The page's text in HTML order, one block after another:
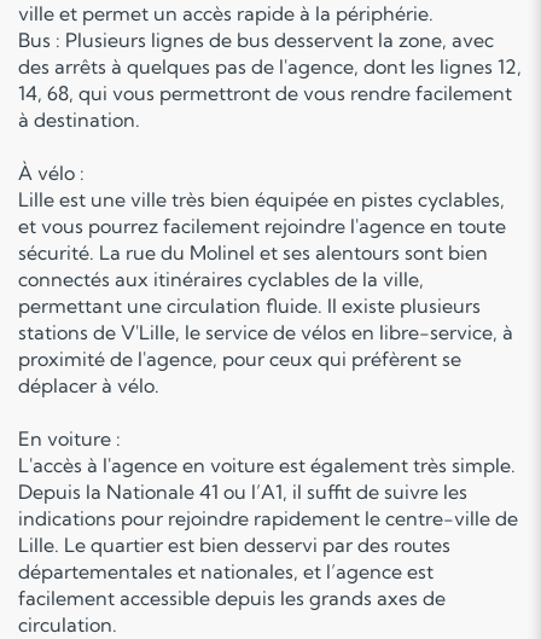
ville et permet un accès rapide à la périphérie.
Bus : Plusieurs lignes de bus desservent la zone, avec
des arrêts à quelques pas de l'agence, dont les lignes 12,
14, 68, qui vous permettront de vous rendre facilement
à destination.
À vélo :
Lille est une ville très bien équipée en pistes cyclables,
et vous pourrez facilement rejoindre l'agence en toute
sécurité. La rue du Molinel et ses alentours sont bien
connectés aux itinéraires cyclables de la ville,
permettant une circulation fluide. Il existe plusieurs
stations de V'Lille, le service de vélos en libre-service, à
proximité de l'agence, pour ceux qui préfèrent se
déplacer à vélo.
En voiture :
L'accès à l'agence en voiture est également très simple.
Depuis la Nationale 41 ou l’A1, il suffit de suivre les
indications pour rejoindre rapidement le centre-ville de
Lille. Le quartier est bien desservi par des routes
départementales et nationales, et l’agence est
facilement accessible depuis les grands axes de
circulation.